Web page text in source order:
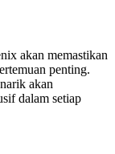
akan memastikan
penting.
akan
dalam setiap